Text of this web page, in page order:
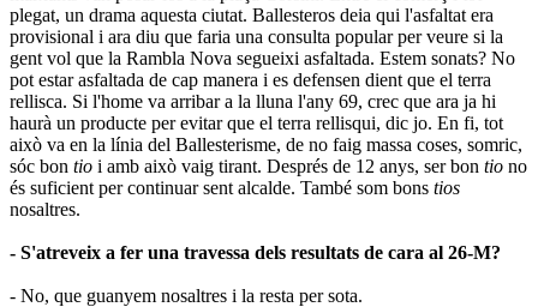
plegat, un drama aquesta ciutat. Ballesteros deia qui l'asfaltat era
provisional i ara diu que faria una consulta popular per veure si la
gent vol que la Rambla Nova segueixi asfaltada. Estem sonats? No
pot estar asfaltada de cap manera i es defensen dient que el terra
rellisca. Si l'home va arribar a la lluna l'any 69, crec que ara ja hi
haurà un producte per evitar que el terra rellisqui, dic jo. En fi, tot
això va en la línia del Ballesterisme, de no faig massa coses, somric,
sóc bon tio i amb això vaig tirant. Després de 12 anys, ser bon tio no
és suficient per continuar sent alcalde. També som bons tios
nosaltres.
- S'atreveix a fer una travessa dels resultats de cara al 26-M?
- No, que guanyem nosaltres i la resta per sota.